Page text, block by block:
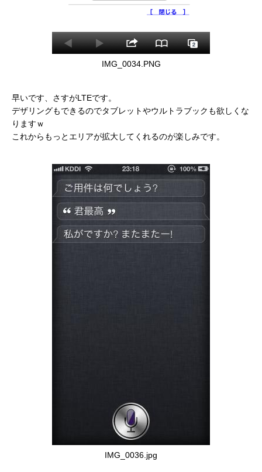
IMG_0034.PNG
早いです、さすがLTEです。
デザリングもできるのでタブレットやウルトラブックも欲しくな
りますｗ
これからもっとエリアが拡大してくれるのが楽しみです。
IMG_0036.jpg